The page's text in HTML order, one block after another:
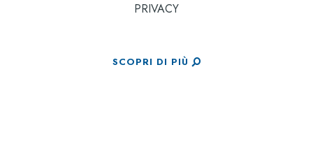
PRIVACY
SCOPRI DI PIÙ